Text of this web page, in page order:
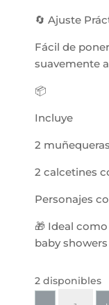
🔄 Ajuste
Fácil de
suavemente
📦
Incluye
2
2 calcetines
Personajes
🎁 Ideal
baby
2 disponibles